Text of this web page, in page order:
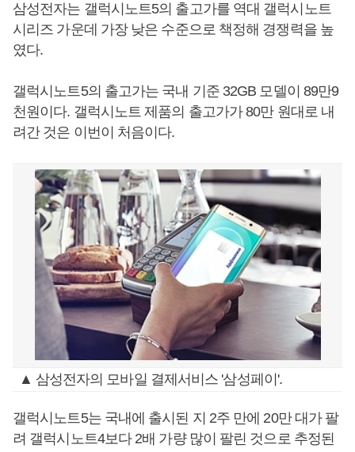
삼성전자는 갤럭시노트5의 출고가를 역대 갤럭시노트
시리즈 가운데 가장 낮은 수준으로 책정해 경쟁력을 높
였다.
갤럭시노트5의 출고가는 국내 기준 32GB 모델이 89만9
천원이다. 갤럭시노트 제품의 출고가가 80만 원대로 내
려간 것은 이번이 처음이다.
▲ 삼성전자의 모바일 결제서비스 '삼성페이'.
갤럭시노트5는 국내에 출시된 지 2주 만에 20만 대가 팔
려 갤럭시노트4보다 2배 가량 많이 팔린 것으로 추정된